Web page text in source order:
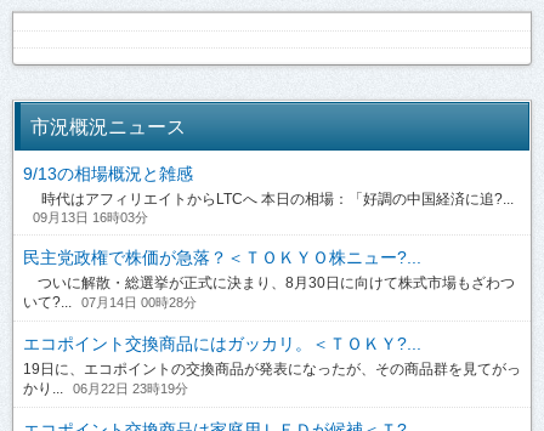
市況概況ニュース
9/13の相場概況と雑感
時代はアフィリエイトからLTCへ 本日の相場：「好調の中国経済に追?...
09月13日 16時03分
民主党政権で株価が急落？＜ＴＯＫＹＯ株ニュー?...
ついに解散・総選挙が正式に決まり、8月30日に向けて株式市場もざわつ
いて?...
07月14日 00時28分
エコポイント交換商品にはガッカリ。＜ＴＯＫＹ?...
19日に、エコポイントの交換商品が発表になったが、その商品群を見てがっ
かり...
06月22日 23時19分